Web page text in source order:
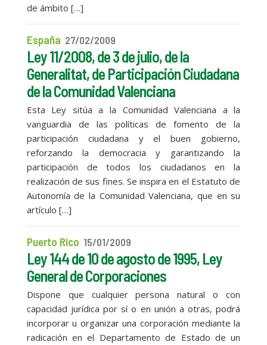
de ámbito […]
España 27/02/2009
Ley 11/2008, de 3 de julio, de la
Generalitat, de Participación Ciudadana
de la Comunidad Valenciana
Esta Ley sitúa a la Comunidad Valenciana a la
vanguardia de las políticas de fomento de la
participación ciudadana y el buen gobierno,
reforzando la democracia y garantizando la
participación de todos los ciudadanos en la
realización de sus fines. Se inspira en el Estatuto de
Autonomía de la Comunidad Valenciana, que en su
artículo […]
Puerto Rico 15/01/2009
Ley 144 de 10 de agosto de 1995, Ley
General de Corporaciones
Dispone que cualquier persona natural o con
capacidad jurídica por sí o en unión a otras, podrá
incorporar u organizar una corporación mediante la
radicación en el Departamento de Estado de un